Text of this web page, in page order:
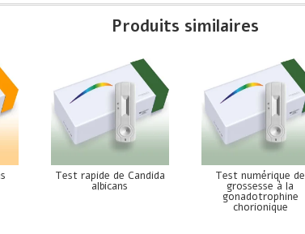
Produits similaires
Test rapide de Candida
albicans
Test numérique de
grossesse à la
gonadotrophine
chorionique